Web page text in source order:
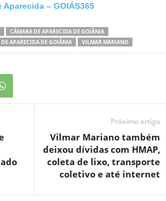
– GOIÁS365
CÂMARA DE APARECIDA DE GOIÂNIA
DE APARECIDA DE GOIÂNIA VILMAR MARIANO
Próximo artigo
Vilmar Mariano também
deixou dívidas com HMAP,
coleta de lixo, transporte
coletivo e até internet